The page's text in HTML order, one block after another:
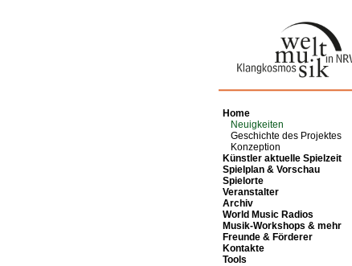
Home
Neuigkeiten
Geschichte des Projektes
Konzeption
Künstler aktuelle Spielzeit
Spielplan & Vorschau
Spielorte
Veranstalter
Archiv
World Music Radios
Musik-Workshops & mehr
Freunde & Förderer
Kontakte
Tools